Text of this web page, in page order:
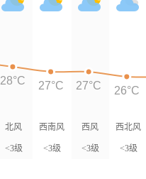
北风
<3级
西南风
<3级
西风
<3级
西北风
<3级
28°C 27°C 27°C 26°C